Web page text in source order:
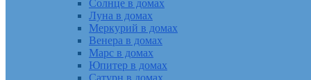
Солнце в домах
Луна в домах
Меркурий в домах
Венера в домах
Марс в домах
Юпитер в домах
Сатурн в домах